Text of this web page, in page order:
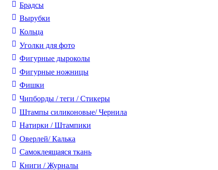
Брадсы
Вырубки
Кольца
Уголки для фото
Фигурные дыроколы
Фигурные ножницы
Фишки
Чипборды / теги / Стикеры
Штампы силиконовые/ Чернила
Натирки / Штампики
Оверлей/ Калька
Самоклеящаяся ткань
Книги / Журналы